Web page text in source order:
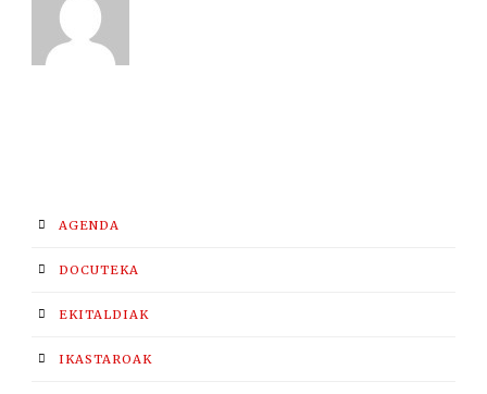
AGENDA
DOCUTEKA
EKITALDIAK
IKASTAROAK